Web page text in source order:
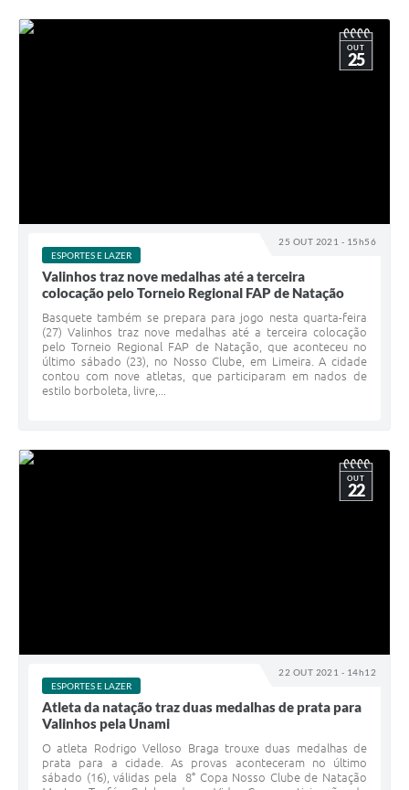
25 OUT 2021 - 15h56
OUT
25
ESPORTES E LAZER
Valinhos traz nove medalhas até a terceira
colocação pelo Torneio Regional FAP de Natação
Basquete também se prepara para jogo nesta quarta-feira
(27) Valinhos traz nove medalhas até a terceira colocação
pelo Torneio Regional FAP de Natação, que aconteceu no
último sábado (23), no Nosso Clube, em Limeira. A cidade
contou com nove atletas, que participaram em nados de
estilo borboleta, livre,...
22 OUT 2021 - 14h12
OUT
22
ESPORTES E LAZER
Atleta da natação traz duas medalhas de prata para
Valinhos pela Unami
O atleta Rodrigo Velloso Braga trouxe duas medalhas de
prata para a cidade. As provas aconteceram no último
sábado (16), válidas pela 8° Copa Nosso Clube de Natação